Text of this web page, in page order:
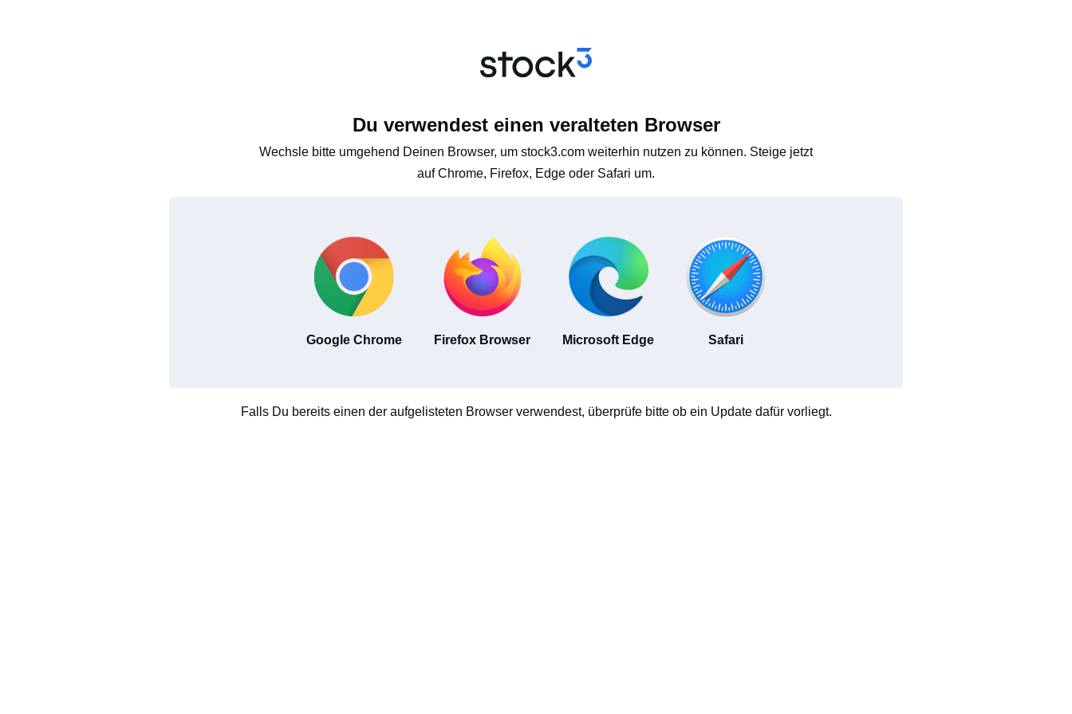
Du verwendest einen veralteten Browser
Wechsle bitte umgehend Deinen Browser, um stock3.com weiterhin nutzen zu können. Steige jetzt
auf Chrome, Firefox, Edge oder Safari um.
Google Chrome Firefox Browser Microsoft Edge Safari
Falls Du bereits einen der aufgelisteten Browser verwendest, überprüfe bitte ob ein Update dafür vorliegt.